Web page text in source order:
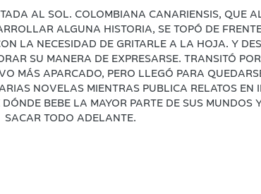
AL SOL. COLOMBIANA CANARIENSIS, QUE
ALGUNA HISTORIA, SE TOPÓ DE
LA NECESIDAD DE GRITARLE A LA HOJA. Y
SU MANERA DE EXPRESARSE. TRANSITÓ
MÁS APARCADO, PERO LLEGÓ PARA
NOVELAS MIENTRAS PUBLICA RELATOS EN
BEBE LA MAYOR PARTE DE SUS MUNDOS
SACAR TODO ADELANTE.